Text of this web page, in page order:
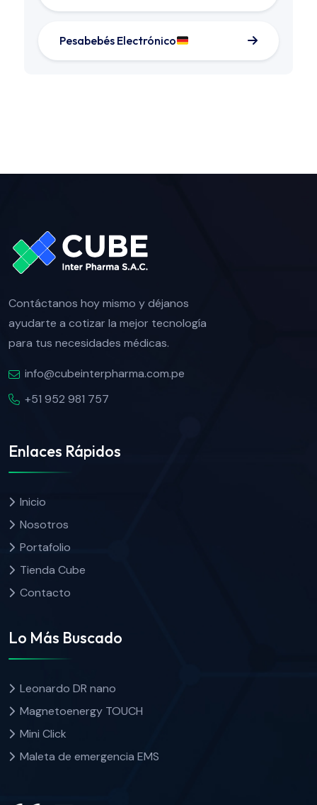
Pesabebés Electrónico
Contáctanos hoy mismo y déjanos
ayudarte a cotizar la mejor tecnología
para tus necesidades médicas.
info@cubeinterpharma.com.pe
+51 952 981 757
Enlaces Rápidos
Inicio
Nosotros
Portafolio
Tienda Cube
Contacto
Lo Más Buscado
Leonardo DR nano
Magnetoenergy TOUCH
Mini Click
Maleta de emergencia EMS